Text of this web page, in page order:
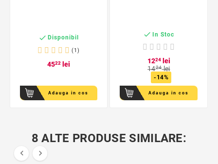
 Disponibil
(1)
4522lei
Adauga in cos
 In Stoc
1224lei
1424lei
-14%
Adauga in cos
8 ALTE PRODUSE SIMILARE:
 